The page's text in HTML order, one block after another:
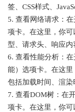
签、CSS样式、
5. 查看网络请求：
项卡。在这里，你
型、请求头、响应内
6. 查看性能分析：在
能）选项卡。在这里
包括加载时间、渲染
7. 查看DOM树：在
项卡。在这里，你